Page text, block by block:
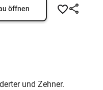
öffnen
und Zehner.